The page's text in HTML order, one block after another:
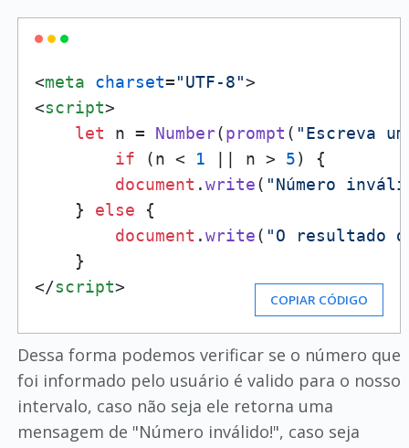
<meta charset="UTF-8">
<script>
let n = Number(prompt ( "Escreva
if (n < 1 || n > 5) {
document .write( "Número
    }
else {
document .write( "O resultado
</script>
COPIAR CÓDIGO
Dessa forma podemos verificar se o número que
foi informado pelo usuário é valido para o nosso
intervalo, caso não seja ele retorna uma
mensagem de "Número inválido!", caso seja